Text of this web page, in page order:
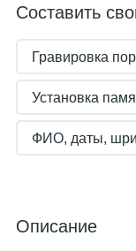
Составить
Гравировка
Установка
ФИО, даты,
Описание